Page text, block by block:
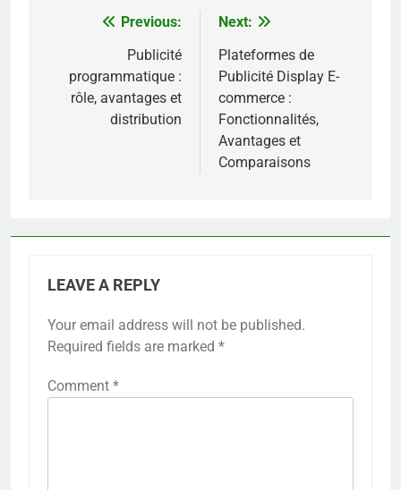
navigation
Previous:
Publicité
programmatique :
rôle, avantages et
distribution
Next:
Plateformes de
Publicité Display E-
commerce :
Fonctionnalités,
Avantages et
Comparaisons
LEAVE A REPLY
Your email address will not be published.
Required fields are marked *
Comment *